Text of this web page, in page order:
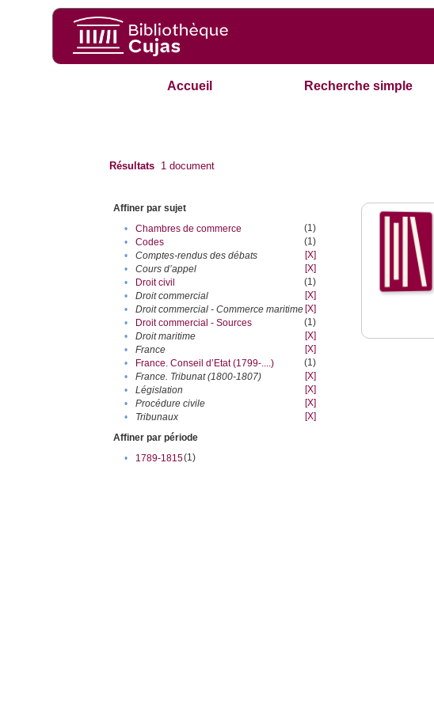
Accueil Recherche simple
Résultats 1 document
Affiner par sujet
•
Chambres de commerce
(1)
•
Codes
(1)
•
Comptes-rendus des débats
[X]
•
Cours d’appel
[X]
•
Droit civil
(1)
•
Droit commercial
[X]
•
Droit commercial - Commerce maritime [X]
•
Droit commercial - Sources
(1)
•
Droit maritime
[X]
•
France
[X]
•
France. Conseil d’Etat (1799-....)
(1)
•
France. Tribunat (1800-1807)
[X]
•
Législation
[X]
•
Procédure civile
[X]
•
Tribunaux
[X]
Affiner par période
•
1789-1815(1)